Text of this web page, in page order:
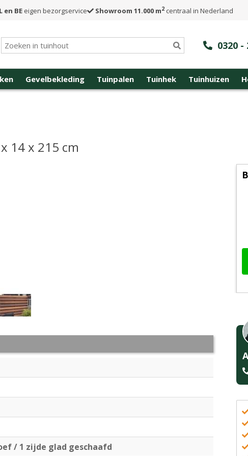
en BE eigen bezorgservice Showroom 11.000 m2centraal in Nederland
0320 -
Gevelbekleding Tuinpalen Tuinhek Tuinhuizen
14 x 215 cm
/ 1 zijde glad geschaafd